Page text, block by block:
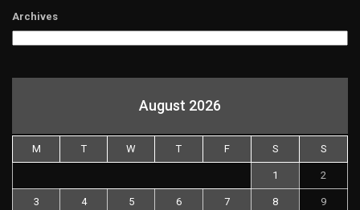
Archives
August 2026
M T W T F S S
1 2
3 4 5 6 7 8 9